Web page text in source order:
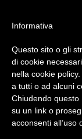
#WIS22
Informativa
Questo sito o gli
di cookie
nella cookie
a tutti o ad alcuni
Chiudendo
su un link o
acconsenti all’uso